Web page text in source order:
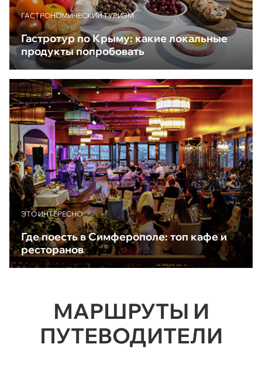
ГАСТРОНОМИЧЕСКИЙ ТУРИЗМ
Гастротур по Крыму: какие локальные
продукты попробовать
ЭТО ИНТЕРЕСНО
Где поесть в Симферополе: топ кафе и
ресторанов
МАРШРУТЫ И
ПУТЕВОДИТЕЛИ